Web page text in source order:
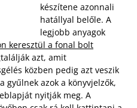
készítene azonnali
hatállyal belőle. A
legjobb anyagok
keresztül a fonal bolt
azt, amit
közben pedig azt veszik
gyűlnek azok a könyvjelzők,
nyitják meg. A